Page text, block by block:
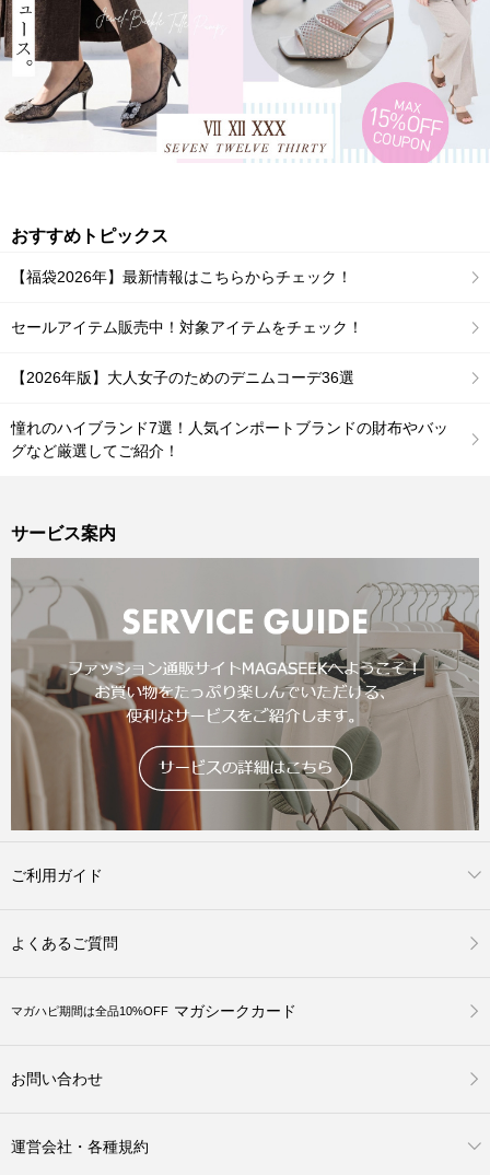
おすすめトピックス
【福袋2026年】最新情報はこちらからチェック！
セールアイテム販売中！対象アイテムをチェック！
【2026年版】大人女子のためのデニムコーデ36選
憧れのハイブランド7選！人気インポートブランドの財布やバッ
グなど厳選してご紹介！
サービス案内
ご利用ガイド
よくあるご質問
マガハピ期間は全品10%OFF マガシークカード
お問い合わせ
運営会社・各種規約